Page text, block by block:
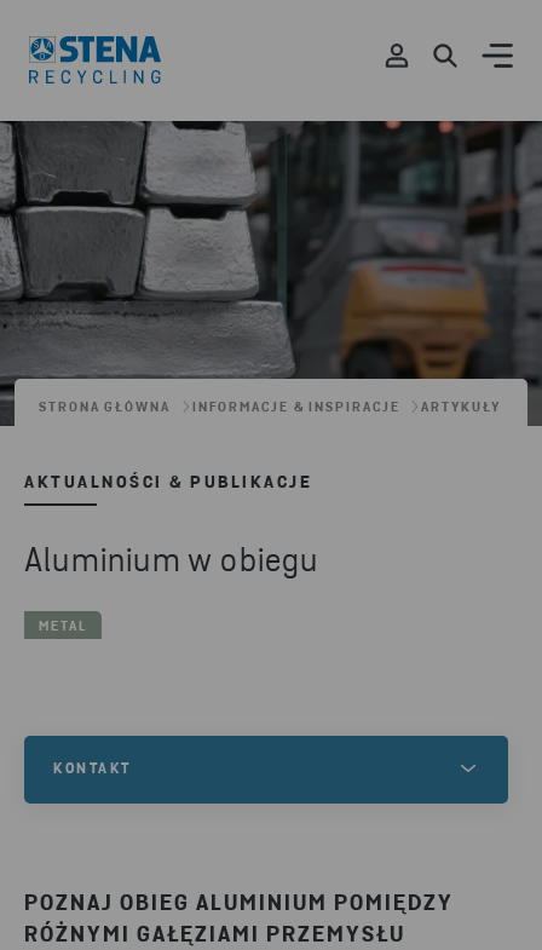
STRONA GŁÓWNA INFORMACJE & INSPIRACJE ARTYKUŁY
AKTUALNOŚCI & PUBLIKACJE
Aluminium w obiegu
METAL
POZNAJ OBIEG ALUMINIUM POMIĘDZY
RÓŻNYMI GAŁĘZIAMI PRZEMYSŁU
KONTAKT
możemy pomóc Twojej firmie w zakresie recyklingu.